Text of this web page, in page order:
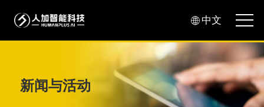
中文
新闻与活动